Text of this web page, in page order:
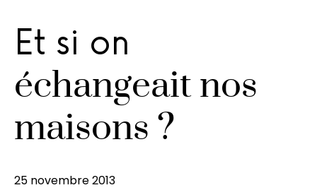
Et si on
échangeait nos
maisons ?
25 novembre 2013